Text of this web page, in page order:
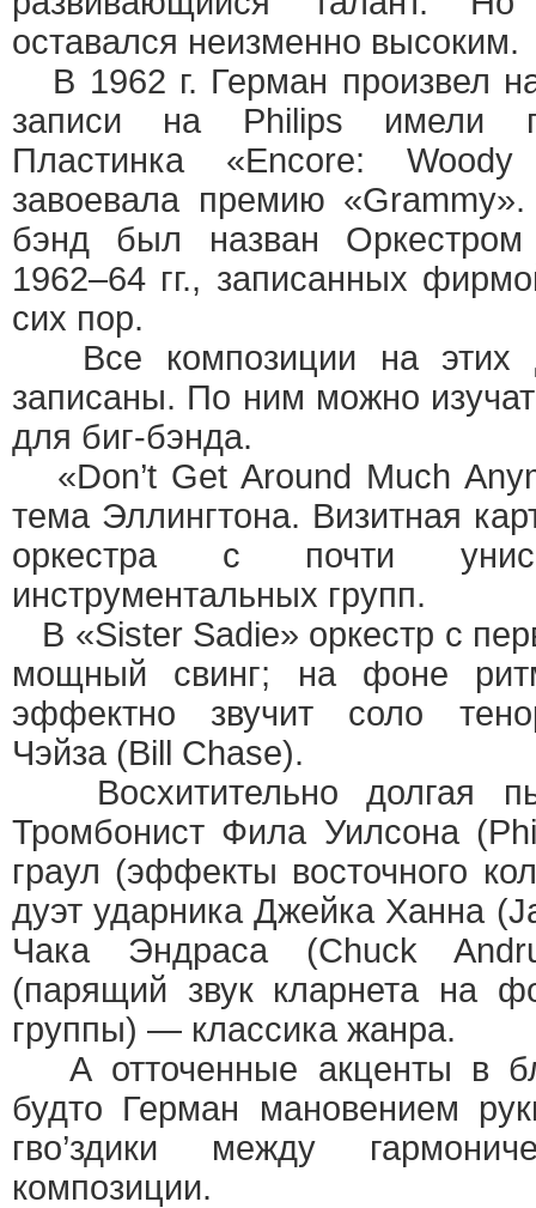
оставался неизменно высоким.
В 1962 г. Герман произвел
записи на Philips имели
Пластинка «Encore:
завоевала премию
бэнд был назван
1962–64 гг., записанных
сих пор.
Все композиции на этих
записаны. По ним можно
для биг-бэнда.
«Don’t Get Around Much
тема Эллингтона. Визитная
оркестра с почти
инструментальных групп.
В «Sister Sadie» оркестр с
мощный свинг; на фоне
эффектно звучит соло
Чэйза (Bill Chase).
Восхитительно долгая
Тромбонист Фила Уилсона
граул (эффекты восточного
дуэт ударника Джейка Ханна
Чака Эндраса (Chuck
(парящий звук кларнета на
группы) — классика жанра.
А отточенные акценты в
будто Герман мановением
гво’здики между
композиции.